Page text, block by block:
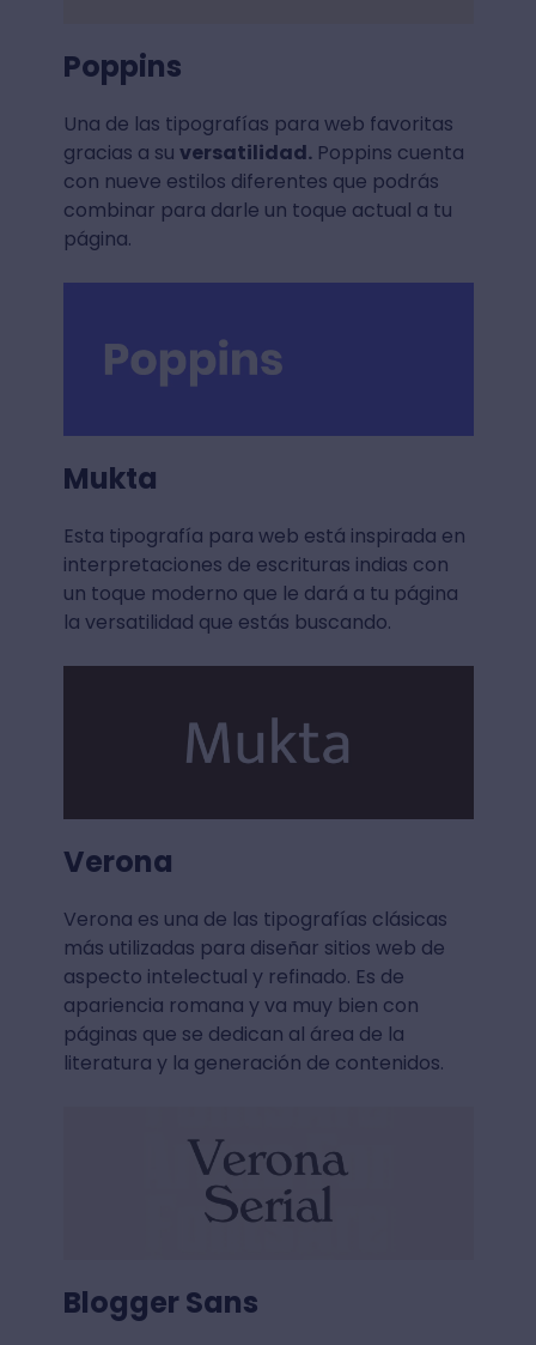
Poppins
Una de las tipografías para web favoritas
gracias a su versatilidad.Poppins cuenta
con nueve estilos diferentes que podrás
combinar para darle un toque actual a tu
página.
Mukta
Esta tipografía para web está inspirada en
interpretaciones de escrituras indias con
un toque moderno que le dará a tu página
la versatilidad que estás buscando.
Verona
Verona es una de las tipografías clásicas
más utilizadas para diseñar sitios web de
aspecto intelectual y refinado. Es de
apariencia romana y va muy bien con
páginas que se dedican al área de la
literatura y la generación de contenidos.
Blogger Sans